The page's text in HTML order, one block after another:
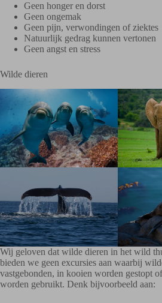
Geen honger en dorst
Geen ongemak
Geen pijn, verwondingen of ziektes
Natuurlijk gedrag kunnen vertonen
Geen angst en stress
Wilde dieren
Wij geloven dat wilde dieren in het wild
bieden we geen excursies aan waarbij
vastgebonden, in kooien worden gestopt
worden gebruikt. Denk bijvoorbeeld aan: